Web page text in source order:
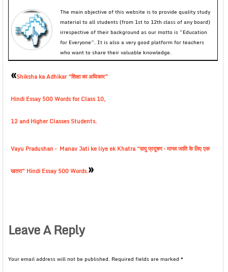
The main objective of this website is to provide quality study
material to all students (from 1st to 12th class of any board)
irrespective of their background as our motto is “Education
for Everyone”. It is also a very good platform for teachers
who want to share their valuable knowledge.
«Shiksha ka Adhikar “शिक्षा का अधिकार”
Hindi Essay 500 Words for Class 10,
12 and Higher Classes Students.
Vayu Pradushan – Manav Jati ke liye ek Khatra “वायु प्रदूषण – मानव जाति के लिए एक
खतरा” Hindi Essay 500 Words.»
Leave A Reply
Your email address will not be published. Required fields are marked *